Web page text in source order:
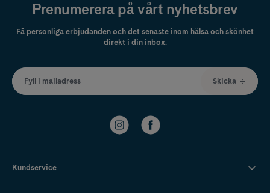
Prenumerera på vårt nyhetsbrev
Få personliga erbjudanden och det senaste inom hälsa och skönhet
direkt i din inbox.
Fyll i mailadress Skicka
Kundservice